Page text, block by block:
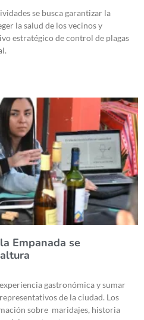
se busca garantizar la
la salud de los vecinos y
estratégico de control de plagas
Empanada se
gastronómica y sumar
de la ciudad. Los
sobre maridajes, historia